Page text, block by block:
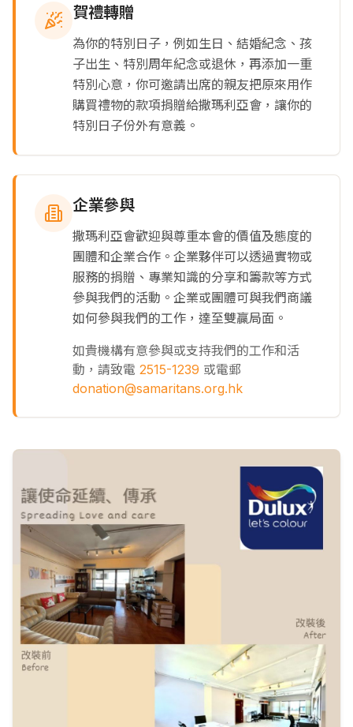
賀禮轉贈
為你的特別日子，例如生日、結婚紀念、孩
子出生、特別周年紀念或退休，再添加一重
特別心意，你可邀請出席的親友把原來用作
購買禮物的款項捐贈給撒瑪利亞會，讓你的
特別日子份外有意義。
企業參與
撒瑪利亞會歡迎與尊重本會的價值及態度的
團體和企業合作。企業夥伴可以透過實物或
服務的捐贈、專業知識的分享和籌款等方式
參與我們的活動。企業或團體可與我們商議
如何參與我們的工作，達至雙贏局面。
如貴機構有意參與或支持我們的工作和活
動，請致電 2515-1239 或電郵
donation@samaritans.org.hk